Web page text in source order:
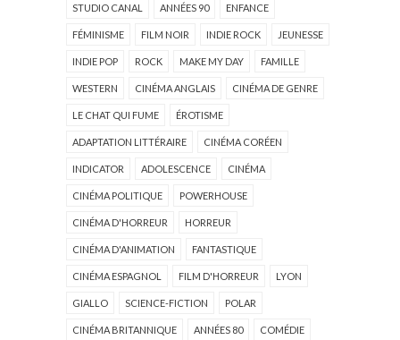
STUDIO CANAL ANNÉES 90 ENFANCE
FÉMINISME FILM NOIR INDIE ROCK JEUNESSE
INDIE POP ROCK MAKE MY DAY FAMILLE
WESTERN CINÉMA ANGLAIS CINÉMA DE GENRE
LE CHAT QUI FUME ÉROTISME
ADAPTATION LITTÉRAIRE CINÉMA CORÉEN
INDICATOR ADOLESCENCE CINÉMA
CINÉMA POLITIQUE POWERHOUSE
CINÉMA D'HORREUR HORREUR
CINÉMA D'ANIMATION FANTASTIQUE
CINÉMA ESPAGNOL FILM D'HORREUR LYON
GIALLO SCIENCE-FICTION POLAR
CINÉMA BRITANNIQUE ANNÉES 80 COMÉDIE